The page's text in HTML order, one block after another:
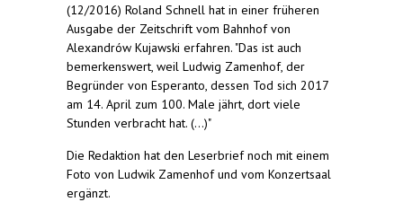
(12/2016) Roland Schnell hat in einer früheren
Ausgabe der Zeitschrift vom Bahnhof von
Alexandrów Kujawski erfahren. "Das ist auch
bemerkenswert, weil Ludwig Zamenhof, der
Begründer von Esperanto, dessen Tod sich 2017
am 14. April zum 100. Male jährt, dort viele
Stunden verbracht hat. (...)"
Die Redaktion hat den Leserbrief noch mit einem
Foto von Ludwik Zamenhof und vom Konzertsaal
ergänzt.